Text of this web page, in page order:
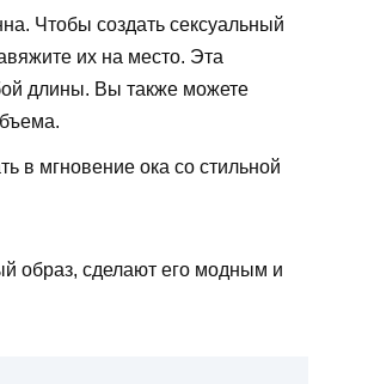
Чтобы создать сексуальный
их на место. Эта
длины. Вы также можете
в мгновение ока со стильной
образ, сделают его модным и